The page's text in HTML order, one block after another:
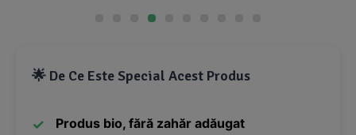
🌟 De Ce Este Special Acest Produs
Produs bio, fără zahăr adăugat